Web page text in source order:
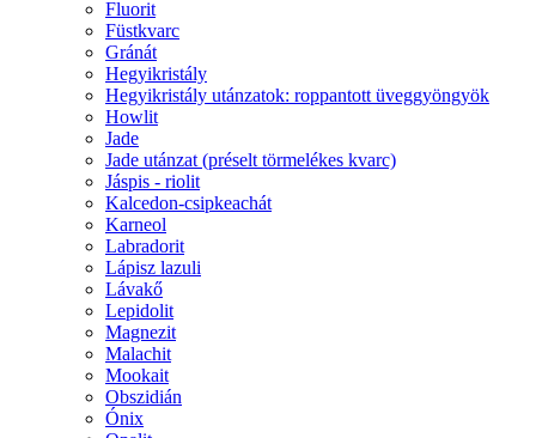
Fluorit
Füstkvarc
Gránát
Hegyikristály
Hegyikristály utánzatok: roppantott üveggyöngyök
Howlit
Jade
Jade utánzat (préselt törmelékes kvarc)
Jáspis - riolit
Kalcedon-csipkeachát
Karneol
Labradorit
Lápisz lazuli
Lávakő
Lepidolit
Magnezit
Malachit
Mookait
Obszidián
Ónix